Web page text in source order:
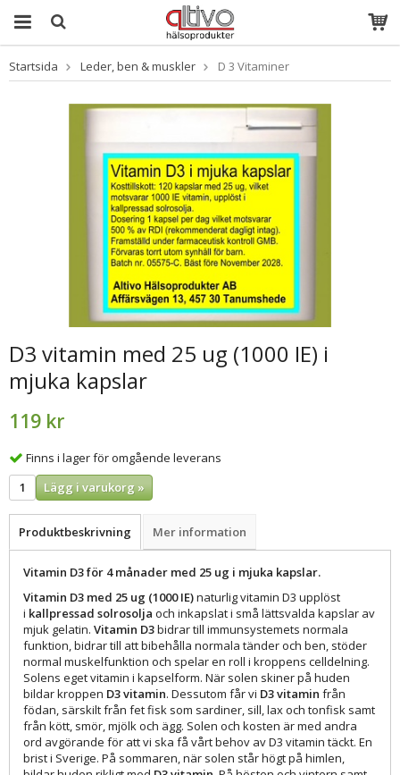
Produkten har
blivit tillagd i
Startsida Leder, ben & muskler D 3 Vitaminer
D3 vitamin med 25 ug (1000 IE) i
mjuka kapslar
119 kr
Finns i lager för omgående leverans
Lägg i varukorg »
Produktbeskrivning Mer information
Vitamin D3 för 4 månader med 25 ug i mjuka kapslar.
Vitamin D3 med 25 ug (1000 IE)naturlig vitamin D3 upplöst
i kallpressad solrosolja och inkapslat i små lättsvalda kapslar av
mjuk gelatin. Vitamin D3bidrar till immunsystemets normala
funktion, bidrar till att bibehålla normala tänder och ben, stöder
normal muskelfunktion och spelar en roll i kroppens celldelning.
Solens eget vitamin i kapselform. När solen skiner på huden
bildar kroppen D3 vitamin. Dessutom får vi D3 vitamin från
födan, särskilt från fet fisk som sardiner, sill, lax och tonfisk samt
från kött, smör, mjölk och ägg. Solen och kosten är med andra
ord avgörande för att vi ska få vårt behov av D3 vitamin täckt. En
brist i Sverige. På sommaren, när solen står högt på himlen,